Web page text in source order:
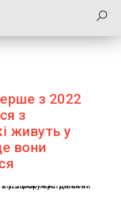
з 2022
з
живуть у
вони